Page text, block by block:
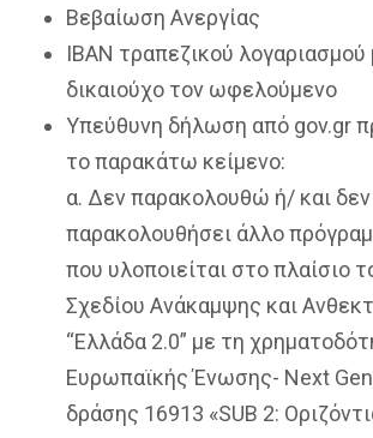
Βεβαίωση Ανεργίας
IBAN τραπεζικού λογαριασμού
δικαιούχο τον ωφελούμενο
Υπεύθυνη δήλωση από gov.gr
το παρακάτω κείμενο:
α. Δεν παρακολουθώ ή/ και
παρακολουθήσει άλλο
που υλοποιείται στο πλαίσιο
Σχεδίου Ανάκαμψης και
“Ελλάδα 2.0” με τη
Ευρωπαϊκής Ένωσης- Next
δράσης 16913 «SUB 2: